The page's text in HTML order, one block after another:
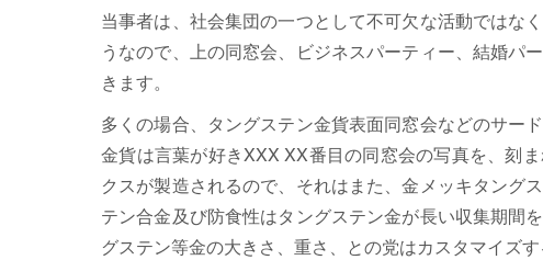
当事者は、社会集団の一つとして不可欠な活動ではな
うなので、上の同窓会、ビジネスパーティー、結婚パ
きます。
多くの場合、タングステン金貨表面同窓会などのサー
金貨は言葉が好きXXX XX番目の同窓会の写真を、刻
クスが製造されるので、それはまた、金メッキタング
テン合金及び防食性はタングステン金が長い収集期間
グステン等金の大きさ、重さ、との党はカスタマイズす